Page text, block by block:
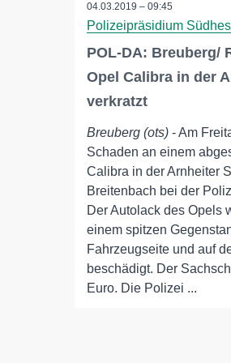
04.03.2019 – 09:45
Polizeipräsidium
POL-DA: Breuberg/
Opel Calibra in der
verkratzt
Breuberg (ots) - Am
Schaden an einem
Calibra in der Arnheiter
Breitenbach bei der
Der Autolack des Opels
einem spitzen
Fahrzeugseite und auf
beschädigt. Der
Euro. Die Polizei ...